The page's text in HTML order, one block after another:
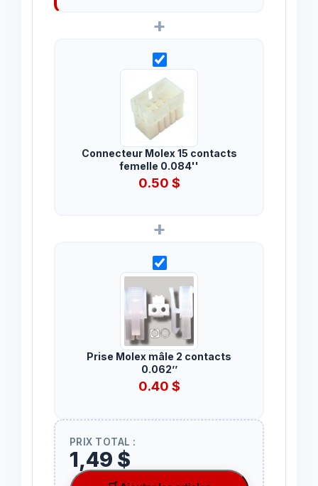
+
Connecteur Molex 15 contacts
femelle 0.084''
0.50 $
+
Prise Molex mâle 2 contacts
0.062’’
0.40 $
PRIX TOTAL :
1,49 $